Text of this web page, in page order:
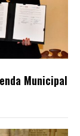
Municipal